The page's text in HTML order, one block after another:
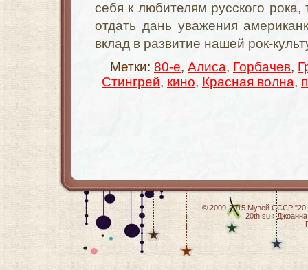
себя к любителям русского
отдать дань уважения
вклад в развитие нашей рок-
Метки: 80-е, Алиса, Горбачев,
Стингрей, кино, Красная волна,
© 2009-2015 Музей СССР
20th.su ›Джоанна